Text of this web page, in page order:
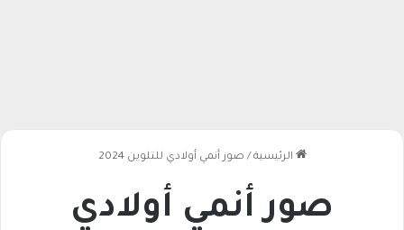
الرئيسية / صور أنمي أولادي للتلوين 2024
صور أنمي أولادي